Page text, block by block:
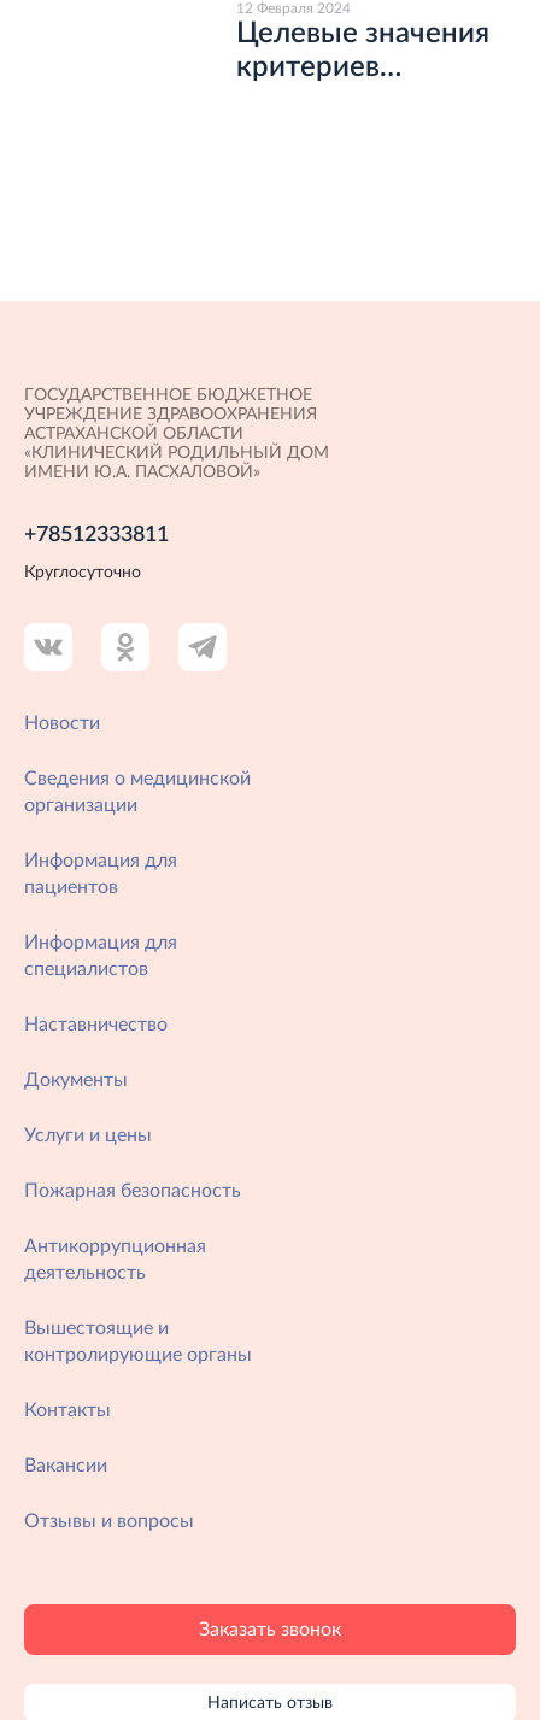
медицинской
помощи, оказание
которой
12 Февраля 2024
Целевые значения
критериев
государственных
оказания
гражданам
медицинской
ГОСУДАРСТВЕННОЕ БЮДЖЕТНОЕ
УЧРЕЖДЕНИЕ ЗДРАВООХРАНЕНИЯ
АСТРАХАНСКОЙ ОБЛАСТИ
«КЛИНИЧЕСКИЙ РОДИЛЬНЫЙ ДОМ
ИМЕНИ Ю.А. ПАСХАЛОВОЙ»
+78512333811
Круглосуточно
Новости
Сведения о медицинской
организации
Информация для
пациентов
Информация для
специалистов
Наставничество
Документы
Услуги и цены
Пожарная безопасность
Антикоррупционная
деятельность
Вышестоящие и
контролирующие органы
Контакты
Вакансии
Отзывы и вопросы
Заказать звонок
Написать отзыв